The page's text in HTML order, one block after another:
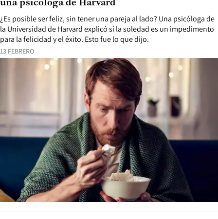
13 FEBRERO
¿Es posible ser feliz, sin tener una pareja al lado? Una psicóloga de
la Universidad de Harvard explicó si la soledad es un impedimento
para la felicidad y el éxito. Esto fue lo que dijo.
una psicóloga de Harvard